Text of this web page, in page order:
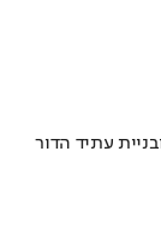
עתיד הדור